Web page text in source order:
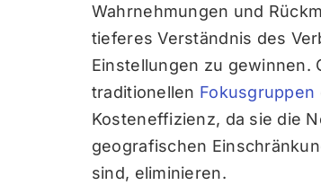
Wahrnehmungen und
tieferes Verständnis des
Einstellungen zu gewinnen.
traditionellen Fokusgruppen
Kosteneffizienz, da sie die
geografischen
sind, eliminieren.